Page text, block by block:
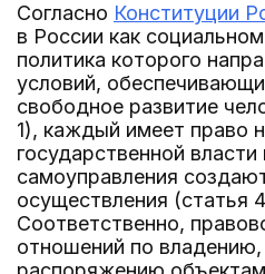
Согласно Конституции
в России как
политика которого
условий,
свободное развитие
1), каждый имеет право
государственной
самоуправления
осуществления (статья
Соответственно,
отношений по